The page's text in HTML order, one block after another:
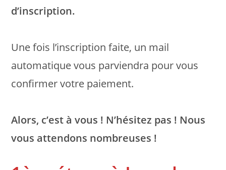
d’inscription.
Une fois l’inscription faite, un mail
automatique vous parviendra pour vous
confirmer votre paiement.
Alors, c’est à vous ! N’hésitez pas ! Nous
vous attendons nombreuses !